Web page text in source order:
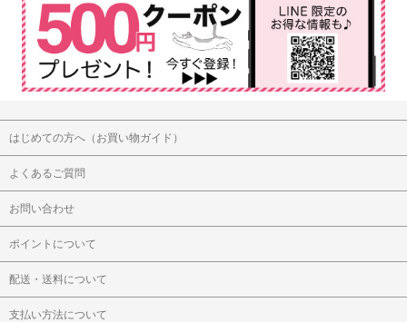
はじめての方へ（お買い物ガイド）
よくあるご質問
お問い合わせ
ポイントについて
配送・送料について
支払い方法について